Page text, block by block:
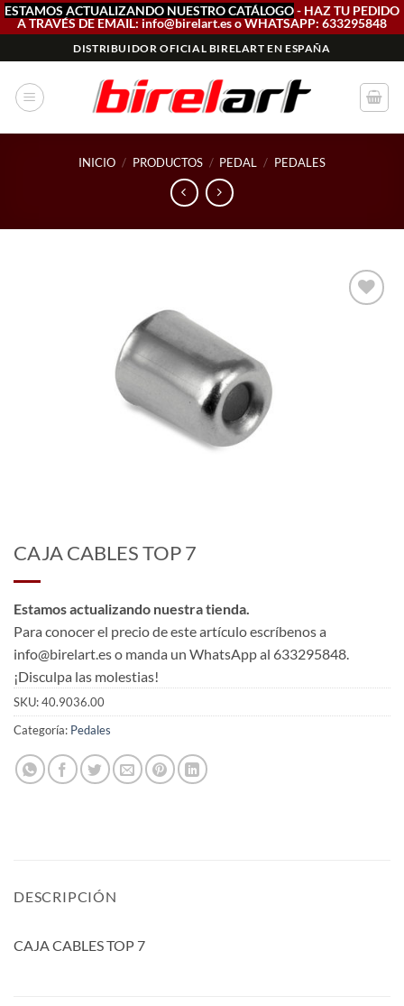
ESTAMOS ACTUALIZANDO NUESTRO CATÁLOGO- HAZ TU PEDIDO
A TRAVÉS DE EMAIL: info@birelart.es o WHATSAPP: 633295848
al
contenido
DISTRIBUIDOR OFICIAL BIRELART EN ESPAÑA
INICIO / PRODUCTOS / PEDAL / PEDALES
CAJA CABLES TOP 7
Estamos actualizando nuestra tienda.
Para conocer el precio de este artículo escríbenos a
info@birelart.es o manda un WhatsApp al 633295848.
¡Disculpa las molestias!
SKU:40.9036.00
Categoría: Pedales
DESCRIPCIÓN
CAJA CABLES TOP 7